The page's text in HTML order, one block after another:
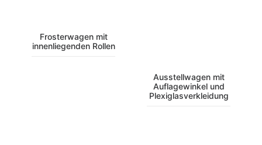
Frosterwagen mit
innenliegenden Rollen
Ausstellwagen mit
Auflagewinkel und
Plexiglasverkleidung